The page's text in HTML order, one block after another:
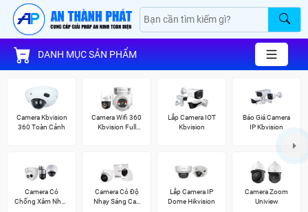
DANH MỤC SẢN PHẨM
Camera Kbvision
360 Toàn Cảnh
Camera Wifi 360
Kbvision Full
Lắp Camera IOT
Kbvision
Báo Giá Camera
IP Kbvision
Camera Có
Chống Xâm Nhập
Camera Có Độ
Nhạy Sáng Cao
Lắp Camera IP
Dome Hikvision
Camera Zoom
Uniview